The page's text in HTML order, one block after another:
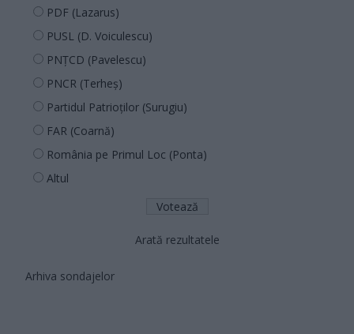
PDF (Lazarus)
PUSL (D. Voiculescu)
PNȚCD (Pavelescu)
PNCR (Terheș)
Partidul Patrioților (Surugiu)
FAR (Coarnă)
România pe Primul Loc (Ponta)
Altul
Arată rezultatele
Arhiva sondajelor